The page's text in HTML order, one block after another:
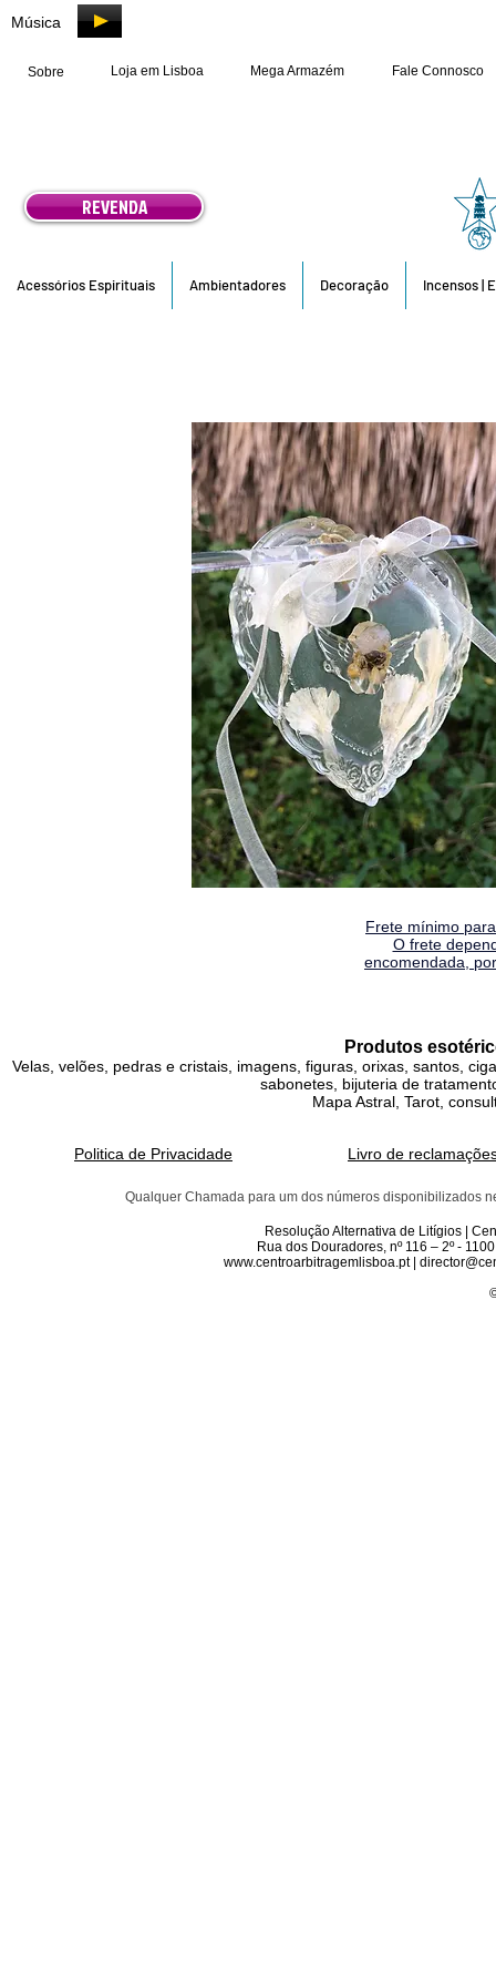
Música
Sobre Loja em Lisboa Mega Armazém Fale Connosco
REVENDA
Acessórios Espirituais Ambientadores Decoração Incensos |
Frete mínimo
O frete
encomendada,
Produtos
Velas, velões, pedras e cristais, imagens, figuras, orixas, santos,
sabonetes, bijuteria de
Mapa Astral, Tarot,
Politica de Privacidade Livro de
Qualquer Chamada para um dos números disponibilizados
Resolução Alternativa de Litígios |
Rua dos Douradores, nº 116 – 2º -
www.centroarbitragemlisboa.pt |